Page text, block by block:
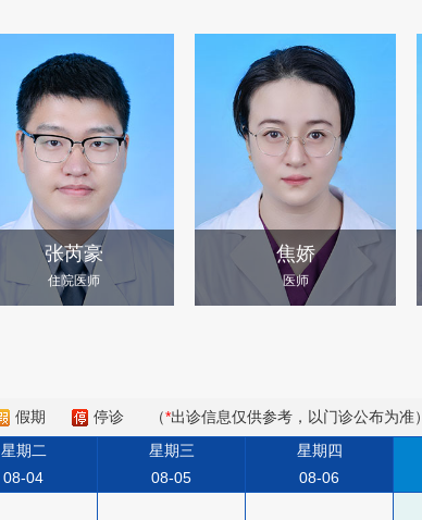
张芮豪
住院医师
焦娇
医师
假期 停诊 （*出诊信息仅供参考，以门诊公布为准）
星期二
08-04
星期三
08-05
星期四
08-06